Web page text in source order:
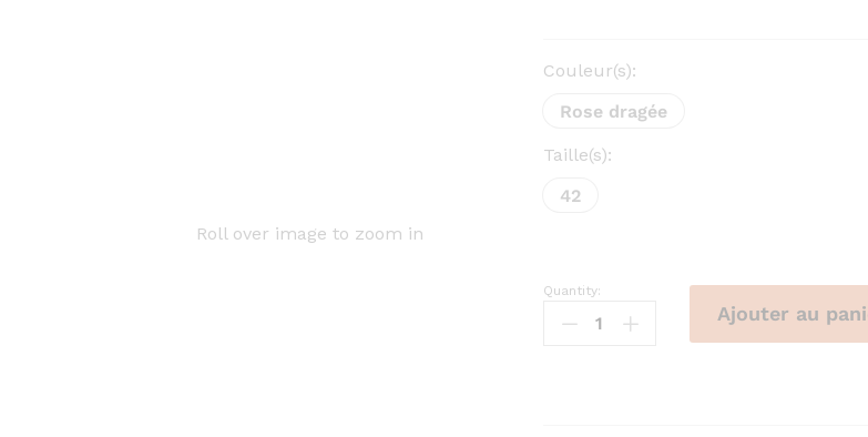
Roll over image to zoom in
Couleur(s):
Rose dragée
Taille(s):
42
Culotte
brésilien
Quantity:
Ajouter au